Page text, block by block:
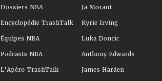
Dossiers NBA
Encyclopédie TrashTalk
Équipes NBA
Podcasts NBA
L'Apéro TrashTalk
Ja Morant
Kyrie Irving
Luka Doncic
Anthony Edwards
James Harden